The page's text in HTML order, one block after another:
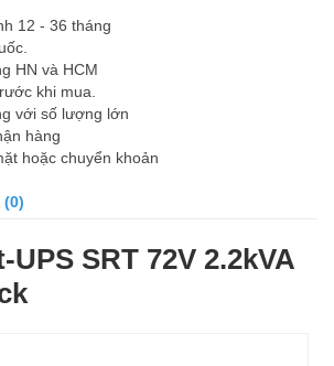
12 - 36 tháng
HN và HCM
khi mua.
với số lượng lớn
hàng
hoặc chuyển khoản
(0)
UPS SRT 72V 2.2kVA